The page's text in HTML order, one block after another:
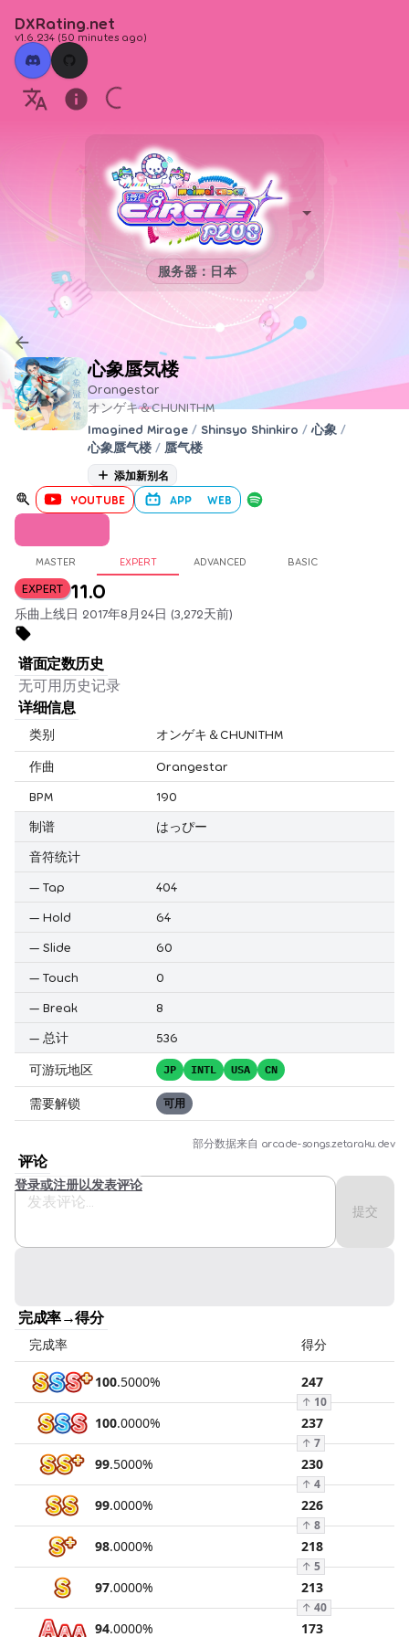
DXRating.net
v1.6.234 (50 minutes ago)
服务器：日本
心象蜃気楼
Orangestar
オンゲキ＆CHUNITHM
Imagined Mirage / Shinsyo Shinkiro / 心象 /
心象蜃气楼 / 蜃气楼
添加新别名
YOUTUBE APP WEB
MASTER EXPERT ADVANCED BASIC
EXPERT 11.0
乐曲上线日 2017年8月24日 (3,272天前)
谱面定数历史
无可用历史记录
详细信息
类别 オンゲキ＆CHUNITHM
作曲
Orangestar
BPM
190
制谱
はっぴー
音符统计
— Tap
404
— Hold
64
— Slide
60
— Touch
0
— Break
8
— 总计 536
可游玩地区 JP INTL USA CN
需要解锁 可用
部分数据来自 arcade-songs.zetaraku.dev
评论
提交
登录或注册以发表评论
完成率→得分
完成率 得分
100.5000% 247
↑ 10
100.0000% 237
↑ 7
99.5000% 230
↑ 4
99.0000% 226
↑ 8
98.0000% 218
↑ 5
97.0000% 213
↑ 40
94.0000% 173